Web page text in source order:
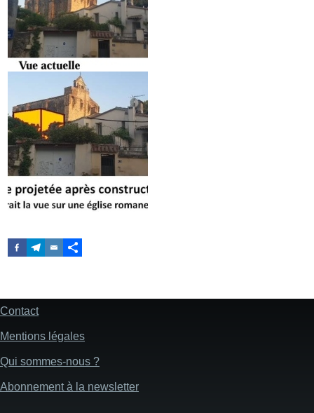
Pied
page
Contact
Mentions légales
Qui sommes-nous ?
Abonnement à la newsletter